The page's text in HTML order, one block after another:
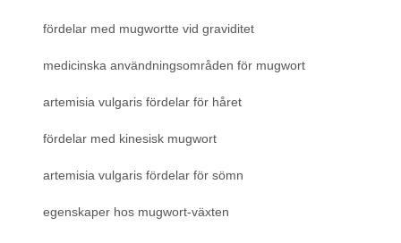
fördelar med mugwortte vid graviditet
medicinska användningsområden för mugwort
artemisia vulgaris fördelar för håret
fördelar med kinesisk mugwort
artemisia vulgaris fördelar för sömn
egenskaper hos mugwort-växten